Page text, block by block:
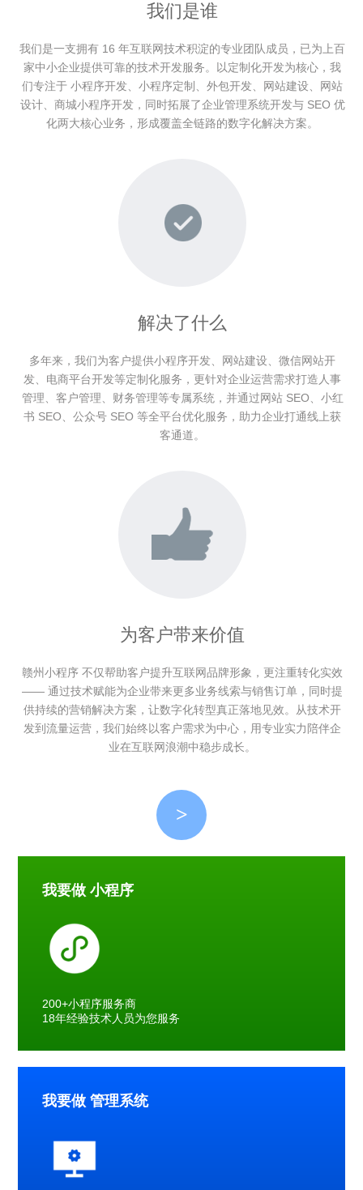
我们是谁
我们是一支拥有 16 年互联网技术积淀的专业团队成员，已为上百
家中小企业提供可靠的技术开发服务。以定制化开发为核心，我
们专注于 小程序开发、小程序定制、外包开发、网站建设、网站
设计、商城小程序开发，同时拓展了企业管理系统开发与 SEO 优
化两大核心业务，形成覆盖全链路的数字化解决方案。
解决了什么
多年来，我们为客户提供小程序开发、网站建设、微信网站开
发、电商平台开发等定制化服务，更针对企业运营需求打造人事
管理、客户管理、财务管理等专属系统，并通过网站 SEO、小红
书 SEO、公众号 SEO 等全平台优化服务，助力企业打通线上获
客通道。
为客户带来价值
赣州小程序 不仅帮助客户提升互联网品牌形象，更注重转化实效
—— 通过技术赋能为企业带来更多业务线索与销售订单，同时提
供持续的营销解决方案，让数字化转型真正落地见效。从技术开
发到流量运营，我们始终以客户需求为中心，用专业实力陪伴企
业在互联网浪潮中稳步成长。
>
我要做 小程序
200+小程序服务商
18年经验技术人员为您服务
我要做 管理系统